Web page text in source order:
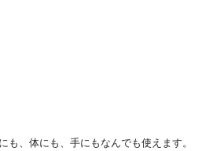
も、体にも、手にもなんでも使えます。